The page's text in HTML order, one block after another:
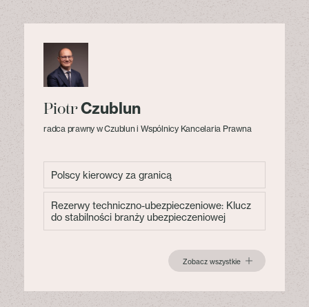
PiotrCzublun
radca prawny w Czublun i Wspólnicy Kancelaria Prawna
Polscy kierowcy za granicą
Rezerwy techniczno-ubezpieczeniowe: Klucz
do stabilności branży ubezpieczeniowej
Zobacz wszystkie